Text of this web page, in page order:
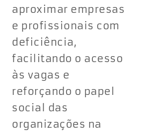
aproximar empresas
e profissionais com
deficiência,
facilitando o acesso
às vagas e
reforçando o papel
social das
organizações na